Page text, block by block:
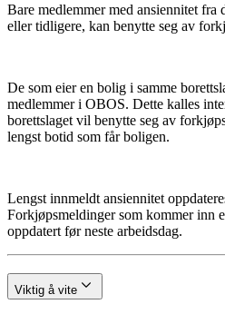
Bare medlemmer med ansiennitet fra
eller tidligere, kan benytte seg av
De som eier en bolig i samme
medlemmer i OBOS. Dette kalles
borettslaget vil benytte seg av
lengst botid som får boligen.
Lengst innmeldt ansiennitet
Forkjøpsmeldinger som kommer inn
oppdatert før neste arbeidsdag.
Viktig å vite